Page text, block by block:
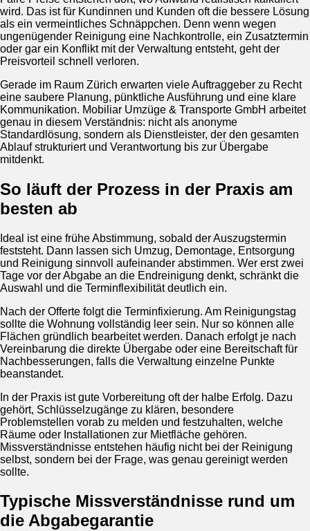
wird. Das ist für Kundinnen und Kunden oft die bessere Lösung
als ein vermeintliches Schnäppchen. Denn wenn wegen
ungenügender Reinigung eine Nachkontrolle, ein Zusatztermin
oder gar ein Konflikt mit der Verwaltung entsteht, geht der
Preisvorteil schnell verloren.
Gerade im Raum Zürich erwarten viele Auftraggeber zu Recht
eine saubere Planung, pünktliche Ausführung und eine klare
Kommunikation. Mobiliar Umzüge & Transporte GmbH arbeitet
genau in diesem Verständnis: nicht als anonyme
Standardlösung, sondern als Dienstleister, der den gesamten
Ablauf strukturiert und Verantwortung bis zur Übergabe
mitdenkt.
So läuft der Prozess in der Praxis am
besten ab
Ideal ist eine frühe Abstimmung, sobald der Auszugstermin
feststeht. Dann lassen sich Umzug, Demontage, Entsorgung
und Reinigung sinnvoll aufeinander abstimmen. Wer erst zwei
Tage vor der Abgabe an die Endreinigung denkt, schränkt die
Auswahl und die Terminflexibilität deutlich ein.
Nach der Offerte folgt die Terminfixierung. Am Reinigungstag
sollte die Wohnung vollständig leer sein. Nur so können alle
Flächen gründlich bearbeitet werden. Danach erfolgt je nach
Vereinbarung die direkte Übergabe oder eine Bereitschaft für
Nachbesserungen, falls die Verwaltung einzelne Punkte
beanstandet.
In der Praxis ist gute Vorbereitung oft der halbe Erfolg. Dazu
gehört, Schlüsselzugänge zu klären, besondere
Problemstellen vorab zu melden und festzuhalten, welche
Räume oder Installationen zur Mietfläche gehören.
Missverständnisse entstehen häufig nicht bei der Reinigung
selbst, sondern bei der Frage, was genau gereinigt werden
sollte.
Typische Missverständnisse rund um
die Abgabegarantie